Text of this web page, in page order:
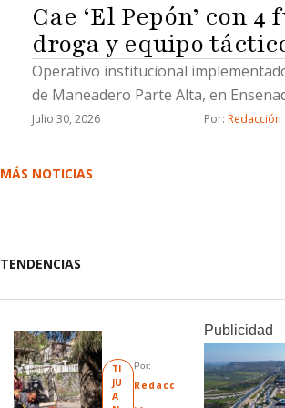
Cae ‘El Pepón’ con 4
droga y equipo
Operativo institucional
de Maneadero Parte Alta, en
Julio 30, 2026 Por: Redacción
MÁS NOTICIAS
TENDENCIAS
TI
JU
A
Por:
Redacc
Publicidad